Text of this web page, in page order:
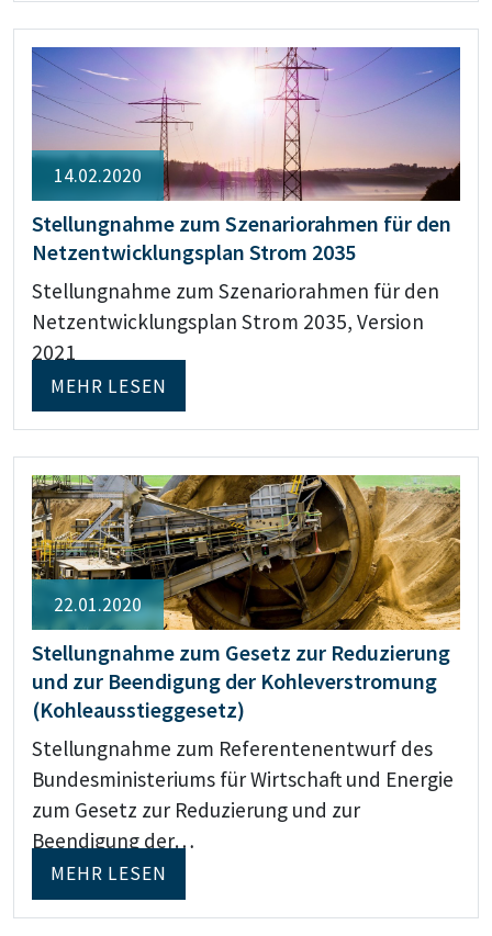
14.02.2020
Stellungnahme zum Szenariorahmen für den
Netzentwicklungsplan Strom 2035
Stellungnahme zum Szenariorahmen für den
Netzentwicklungsplan Strom 2035, Version
2021
MEHR LESEN
22.01.2020
Stellungnahme zum Gesetz zur Reduzierung
und zur Beendigung der Kohleverstromung
(Kohleausstieggesetz)
Stellungnahme zum Referentenentwurf des
Bundesministeriums für Wirtschaft und Energie
zum Gesetz zur Reduzierung und zur
Beendigung der…
MEHR LESEN